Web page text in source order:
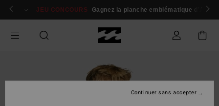
Passer
Se connecter / s'inscrire
JEU CONCOURS Gagnez la planche emblématique d'Andy
Continuer sans accepter